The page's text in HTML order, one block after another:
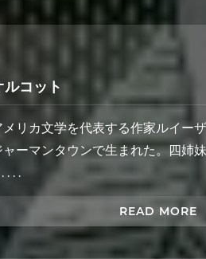
コット
リカ文学を代表する作家ルイー
ーマンタウンで生まれた。四姉
. . .
READ MORE